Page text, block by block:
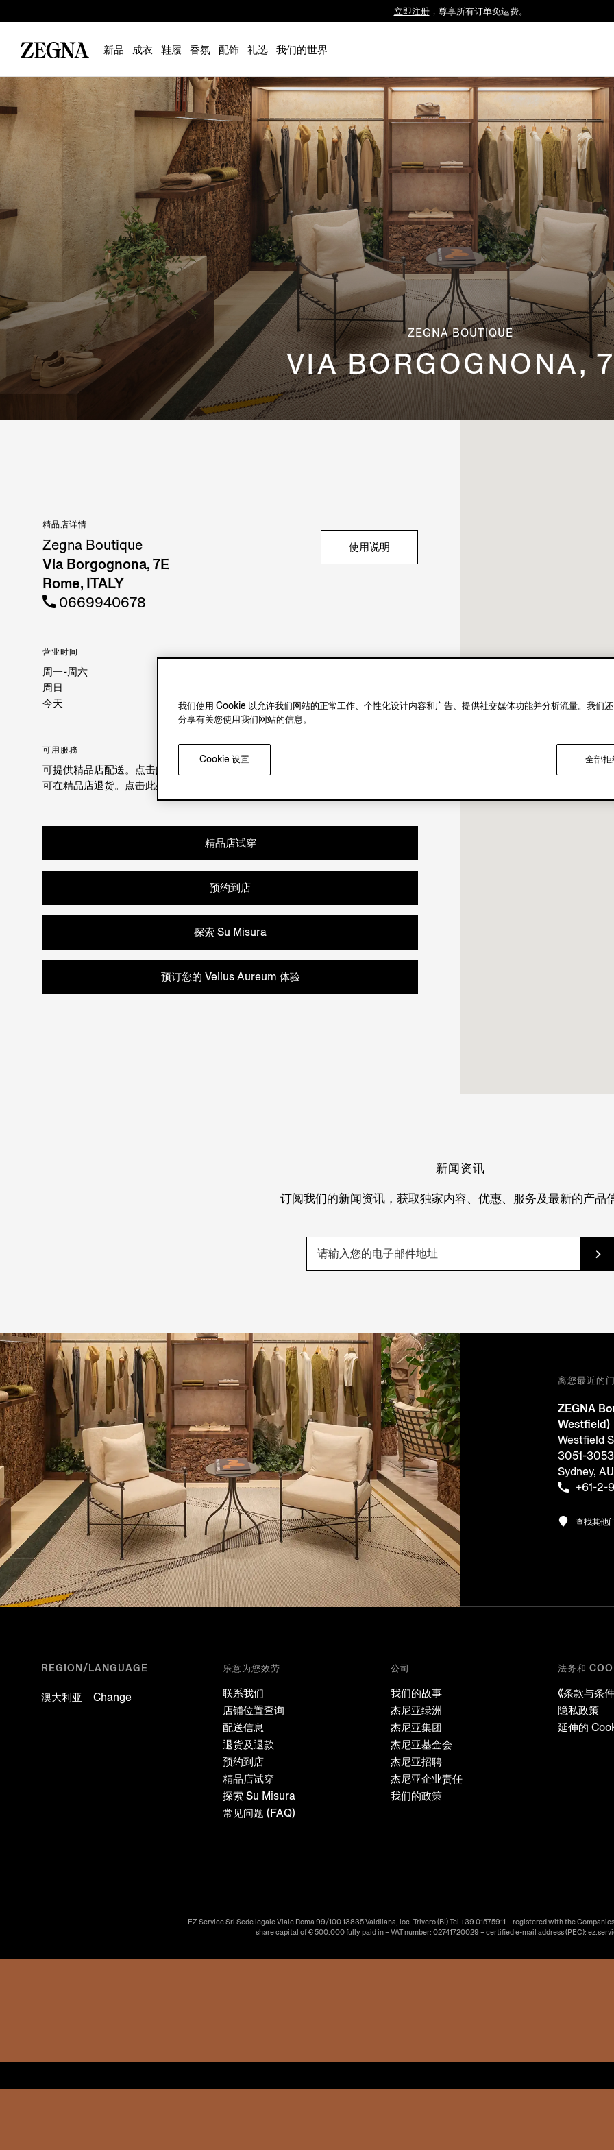
Luxembourg
Poland
Portugal
Romania
Slovakia
Slovenia
Spain
Sweden
Switzerland
Turkey
United Kingdom
立即注册，尊享所有订单免运费。
新品 成衣 鞋履 香氛 配饰 礼选 我们的世界
ZEGNA BOUTIQUE
VIA BORGOGNONA,
精品店详情
Zegna Boutique
Via Borgognona, 7E
Rome, ITALY
0669940678
使用说明
营业时间
周一-周六
周日
今天
闭店时间 19:30
可用服務
可提供精品店配送。点击此处
可在精品店退货。点击此处
精品店试穿
预约到店
探索 Su Misura
预订您的 Vellus Aureum 体验
新闻资讯
订阅我们的新闻资讯，获取独家内容、优惠、服务及最新的产品
离您最近的
ZEGNA
Westfield)
Westfield
3051-
Sydney,
+61-2-
查找其他
REGION/LANGUAGE
澳大利亚 Change
乐意为您效劳
联系我们
店铺位置查询
配送信息
退货及退款
预约到店
精品店试穿
探索 Su Misura
常见问题 (FAQ)
公司
我们的故事
杰尼亚绿洲
杰尼亚集团
杰尼亚基金会
杰尼亚招聘
杰尼亚企业责任
我们的政策
法务和
《条款与条件
隐私政策
延伸的
EZ Service Srl Sede legale Viale Roma 99/100 13835 Valdilana, loc. Trivero (BI) Tel +39 01575911 – registered with the
share capital of € 500.000 fully paid in – VAT number: 02741720029 – certified e-mail address (PEC):
我们使用 Cookie 以允许我们网站的正常工作、个性化设计内容和广告、提供社交媒体功能并分析流量。我们
分享有关您使用我们网站的信息。
全部拒
Cookie 设置